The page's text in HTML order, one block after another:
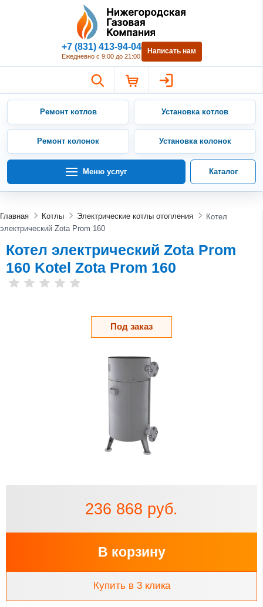
Нижегородская Газовая
+7 (831) 413-94-04
Ежедневно с 9:00 до 21:00
Написать нам
Ремонт котлов Установка котлов
Ремонт колонок Установка колонок
Меню услуг Каталог
Главная Котлы Электрические котлы отопления
Котел
электрический Zota Prom 160
Котел электрический Zota Prom
160 Kotel Zota Prom 160
Под заказ
236 868 руб.
В корзину
Купить в 3 клика